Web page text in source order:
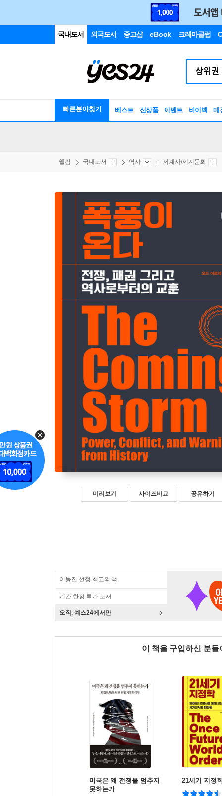
국내도서 외국도서 중고샵 eBook 크레마클럽
빠른분야찾기 베스트 신상품 이벤트 바이백 매
웰컴 국내도서 역사 세계사/세계문화
미리보기 사이즈비교 공유하기
이동진 선정 최고의 책
기간 한정 특가 도서
오직, 예스24에서만
이 책을 구입하신 분
미국은 왜 전쟁을 멈추지
못하는가
21세기 지정